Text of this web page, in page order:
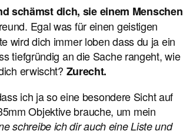
schämst dich, sie einem Menschen
Egal was für einen geistigen
wird dich immer loben dass du ja ein
tiefgründig an die Sache rangeht, wie
erwischt? Zurecht.
ich ja so eine besondere Sicht auf
Objektive brauche, um mein
schreibe ich dir auch eine Liste und